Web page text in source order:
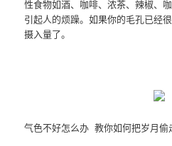
性食物如酒、咖啡、浓茶、辣椒、
引起人的烦躁。如果你的毛孔已经
摄入量了。
气色不好怎么办 教你如何把岁月偷